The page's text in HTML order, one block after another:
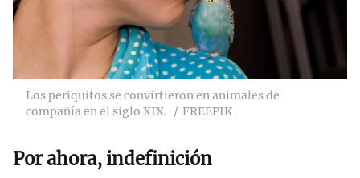
Los periquitos se convirtieron en animales de
compañía en el siglo XIX.
FREEPIK
Por ahora, indefinición